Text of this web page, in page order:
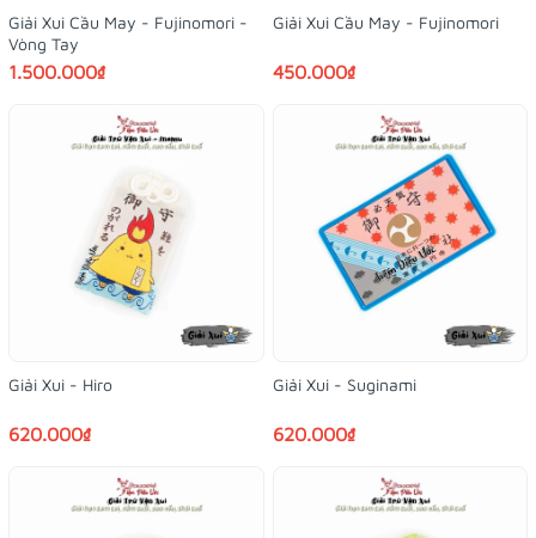
Giải Xui Cầu May - Fujinomori -
Vòng Tay
1.500.000₫
Giải Xui Cầu May - Fujinomori
450.000₫
Giải Xui - Hiro
620.000₫
Giải Xui - Suginami
620.000₫